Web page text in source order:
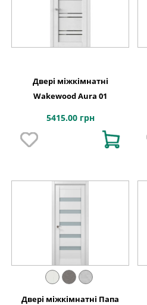
Двері міжкімнатні
Wakewood Aura 01
5415.00 грн
Двері міжкімнатні Папа